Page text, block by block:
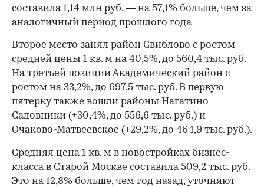
составила 1,14 млн руб. — на 57,1% больше, чем за
аналогичный период прошлого года
Второе место занял район Свиблово с ростом
средней цены 1 кв. м на 40,5%, до 560,4 тыс. руб.
На третьей позиции Академический район с
ростом на 33,2%, до 697,5 тыс. руб. В первую
пятерку также вошли районы Нагатино-
Садовники (+30,4%, до 556,6 тыс. руб.) и
Очаково-Матвеевское (+29,2%, до 464,9 тыс. руб.).
Средняя цена 1 кв. м в новостройках бизнес-
класса в Старой Москве составила 509,2 тыс. руб.
Это на 12,8% больше, чем год назад, уточняют